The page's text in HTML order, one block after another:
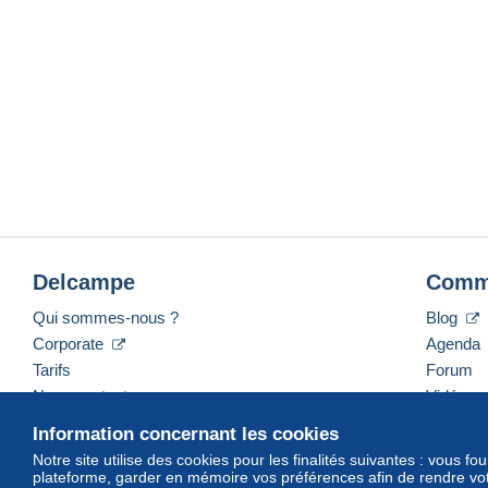
Information concernant les cookies
Notre site utilise des cookies pour les finalités suivantes : vous
plateforme, garder en mémoire vos préférences afin de rendre
Delcampe
Qui sommes-nous ?
Corporate
Tarifs
Nous contacter
Blog
Agenda
Forum
Vidéos
Français USD America/Indiana/Vevay